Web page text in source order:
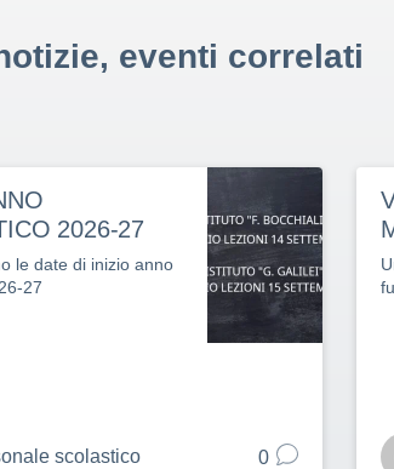
eventi correlati
2026-27
le date di inizio anno
27
scolastico 0